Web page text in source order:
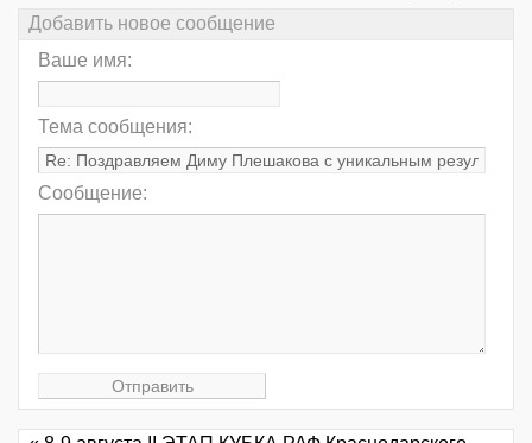
Добавить новое сообщение
Ваше имя:
Тема сообщения:
Сообщение: